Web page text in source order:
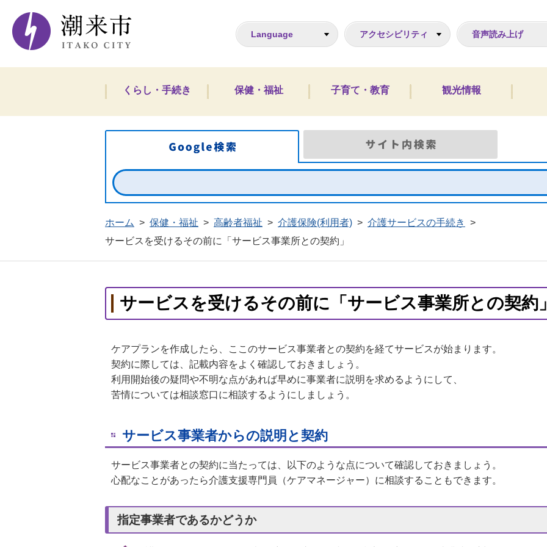
潮来市ホームページ
Language アクセシビリティ 音声読み上げ
くらし・手続き 保健・福祉 子育て・教育 観光情報
Google検索
ホーム > 保健・福祉 > 高齢者福祉 > 介護保険(利用者) > 介護サービスの手続き
>
サービスを受けるその前に「サービス事業所との契約」
サービスを受けるその前に「サービス事業所との契約
ケアプランを作成したら、ここのサービス事業者との契約を経てサービスが始まります。
契約に際しては、記載内容をよく確認しておきましょう。
利用開始後の疑問や不明な点があれば早めに事業者に説明を求めるようにして、
苦情については相談窓口に相談するようにしましょう。
サービス事業者からの説明と契約
サービス事業者との契約に当たっては、以下のような点について確認しておきましょう。
心配なことがあったら介護支援専門員（ケアマネージャー）に相談することもできます。
指定事業者であるかどうか